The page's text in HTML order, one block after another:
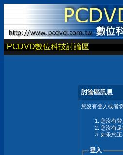
PCDVD數位科技討論區
討論區訊息
您沒有登入或者
您沒有登
您沒有
如果您
登入